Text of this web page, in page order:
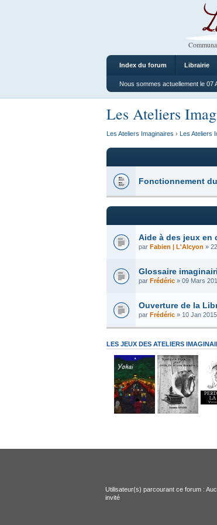
Index du forum Librairie
Nous sommes actuellement le 07
Les Ateliers
Les Ateliers Imaginaires › Les Ateliers
Fonctionnement
Aide à des jeux en
par Fabien | L'Alcyon »
Glossaire
par Frédéric » 09 Mars
Ouverture de la
par Frédéric » 10 Jan
LES JEUX DES ATELIERS
Utilisateur(s) parcourant ce forum :
invité